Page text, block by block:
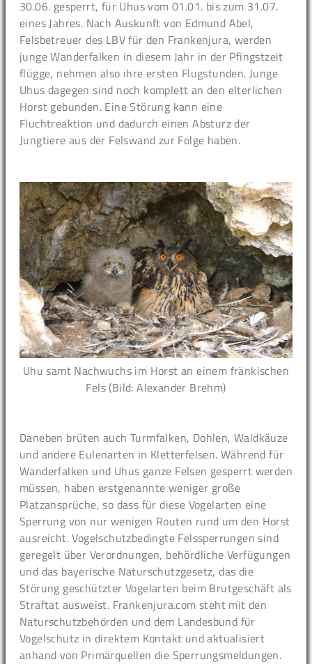
30.06. gesperrt, für Uhus vom 01.01. bis zum 31.07.
eines Jahres. Nach Auskunft von Edmund Abel,
Felsbetreuer des LBV für den Frankenjura, werden
junge Wanderfalken in diesem Jahr in der Pfingstzeit
flügge, nehmen also ihre ersten Flugstunden. Junge
Uhus dagegen sind noch komplett an den elterlichen
Horst gebunden. Eine Störung kann eine
Fluchtreaktion und dadurch einen Absturz der
Jungtiere aus der Felswand zur Folge haben.
Uhu samt Nachwuchs im Horst an einem fränkischen
Fels (Bild: Alexander Brehm)
Daneben brüten auch Turmfalken, Dohlen, Waldkäuze
und andere Eulenarten in Kletterfelsen. Während für
Wanderfalken und Uhus ganze Felsen gesperrt werden
müssen, haben erstgenannte weniger große
Platzansprüche, so dass für diese Vogelarten eine
Sperrung von nur wenigen Routen rund um den Horst
ausreicht. Vogelschutzbedingte Felssperrungen sind
geregelt über Verordnungen, behördliche Verfügungen
und das bayerische Naturschutzgesetz, das die
Störung geschützter Vogelarten beim Brutgeschäft als
Straftat ausweist. Frankenjura.com steht mit den
Naturschutzbehörden und dem Landesbund für
Vogelschutz in direktem Kontakt und aktualisiert
anhand von Primärquellen die Sperrungsmeldungen.